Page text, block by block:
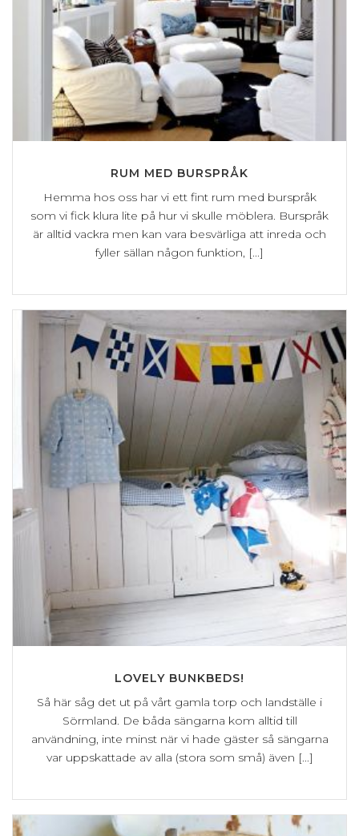
RUM MED BURSPRÅK
Hemma hos oss har vi ett fint rum med burspråk
som vi fick klura lite på hur vi skulle möblera. Burspråk
är alltid vackra men kan vara besvärliga att inreda och
fyller sällan någon funktion, [...]
LOVELY BUNKBEDS!
Så här såg det ut på vårt gamla torp och landställe i
Sörmland. De båda sängarna kom alltid till
användning, inte minst när vi hade gäster så sängarna
var uppskattade av alla (stora som små) även [...]